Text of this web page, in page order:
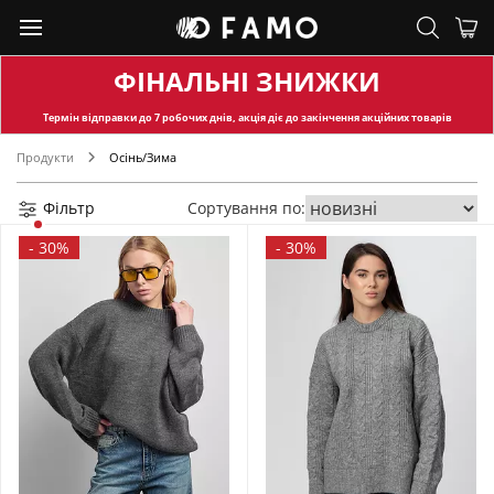
ФІНАЛЬНІ ЗНИЖКИ
Термін відправкидо 7 робочих днів, акція діє до закінчення акційних товарів
Продукти Осінь/Зима
Фільтр
Сортування по:
- 30% - 30%